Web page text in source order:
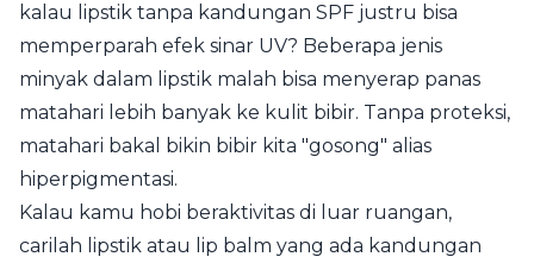
kalau lipstik tanpa kandungan SPF justru bisa
memperparah efek sinar UV? Beberapa jenis
minyak dalam lipstik malah bisa menyerap panas
matahari lebih banyak ke kulit bibir. Tanpa proteksi,
matahari bakal bikin bibir kita "gosong" alias
hiperpigmentasi.
Kalau kamu hobi beraktivitas di luar ruangan,
carilah lipstik atau lip balm yang ada kandungan